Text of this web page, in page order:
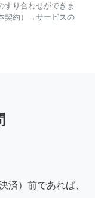
すり合わせができま
契約）→サービスの
済）前であれば、